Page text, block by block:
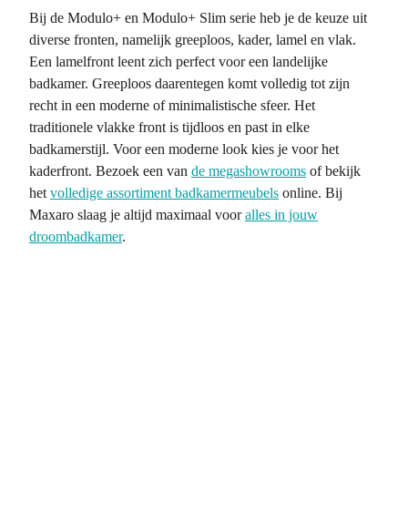
Bij de Modulo+ en Modulo+ Slim serie heb je de keuze uit
diverse fronten, namelijk greeploos, kader, lamel en vlak.
Een lamelfront leent zich perfect voor een landelijke
badkamer. Greeploos daarentegen komt volledig tot zijn
recht in een moderne of minimalistische sfeer. Het
traditionele vlakke front is tijdloos en past in elke
badkamerstijl. Voor een moderne look kies je voor het
kaderfront. Bezoek een van de megashowrooms of bekijk
het volledige assortiment badkamermeubels online. Bij
Maxaro slaag je altijd maximaal vooralles in jouw
droombadkamer.